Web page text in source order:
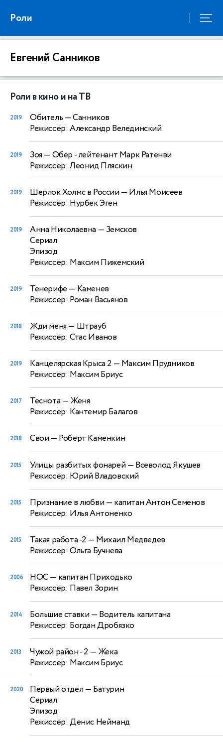
Роли
Евгений Санников
Роли в кино и на ТВ
2019 Обитель — Санников
Режиссёр: Александр Велединский
2019 Зоя— Обер - лейтенант Марк Ратенви
Режиссёр: Леонид Пляскин
2019 Шерлок Холмс в России— Илья Моисеев
Режиссёр: Нурбек Эген
2019 Анна Николаевна — Земсков
Сериал
Эпизод
Режиссёр: Максим Пижемский
2019 Тенерифе— Каменев
Режиссёр: Роман Васьянов
2018 Жди меня— Штрауб
Режиссёр: Стас Иванов
2019 Канцелярская Крыса 2 — Максим Прудников
Режиссёр: Максим Бриус
2017 Теснота— Женя
Режиссёр: Кантемир Балагов
2018 Свои— Роберт Каменкин
2015 Улицы разбитых фонарей— Всеволод Якушев
Режиссёр: Юрий Владовский
2015 Признание в любви— капитан Антон Семенов
Режиссёр: Илья Антоненко
2015 Такая работа -2 — Михаил Медведев
Режиссёр: Ольга Бучнева
2006 НОС— капитан Приходько
Режиссёр: Павел Зорин
2014 Большие ставки— Водитель капитана
Режиссёр: Богдан Дробязко
2013 Чужой район - 2 — Жека
Режиссёр: Максим Бриус
2020 Первый отдел— Батурин
Сериал
Эпизод
Режиссёр: Денис Нейманд